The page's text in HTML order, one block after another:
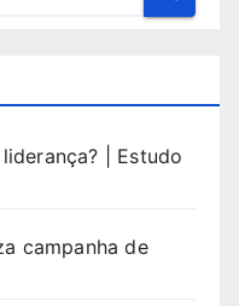
| Estudo
campanha de